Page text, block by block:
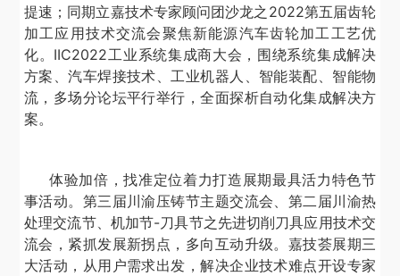
提速；同期立嘉技术专家顾问团沙龙之 2022第五届齿轮
加工应用技术交流会聚焦新能源汽车齿轮加工工艺优
化。 IIC2022工业系统集成商大会，围绕系统集成解决
方案、汽车焊接技术、工业机器人、智能装配、智能物
流，多场分论坛平行举行，全面探析自动化集成解决方
案。
体验加倍，找准定位着力打造展期最具活力特色节
事活动。第三届川渝压铸节主题交流会、第二届川渝热
处理交流节、机加节-刀具节之先进切削刀具应用技术交
流会，紧抓发展新拐点，多向互动升级。嘉技荟展期三
大活动，从用户需求出发，解决企业技术难点开设专家